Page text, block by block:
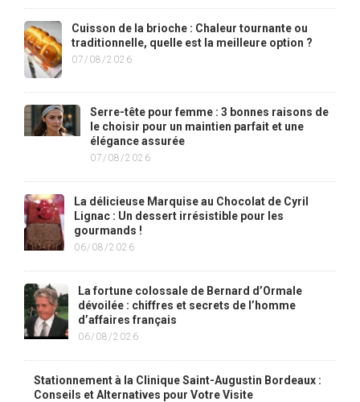
Cuisson de la brioche : Chaleur tournante ou
traditionnelle, quelle est la meilleure option ?
07/08/2026
Serre-tête pour femme : 3 bonnes raisons de
le choisir pour un maintien parfait et une
élégance assurée
07/08/2026
La délicieuse Marquise au Chocolat de Cyril
Lignac : Un dessert irrésistible pour les
gourmands !
06/08/2026
La fortune colossale de Bernard d’Ormale
dévoilée : chiffres et secrets de l’homme
d’affaires français
06/08/2026
Stationnement à la Clinique Saint-Augustin Bordeaux :
Conseils et Alternatives pour Votre Visite